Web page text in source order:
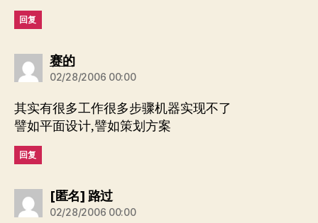
回复
赛的说：
02/28/2006 00:00
其实有很多工作很多步骤机器实现不了
譬如平面设计,譬如策划方案
回复
[匿名] 路过说：
02/28/2006 00:00